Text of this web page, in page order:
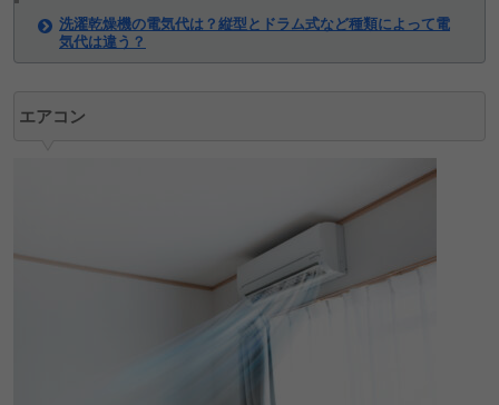
洗濯乾燥機の電気代は？縦型とドラム式など種類によって電
気代は違う？
エアコン